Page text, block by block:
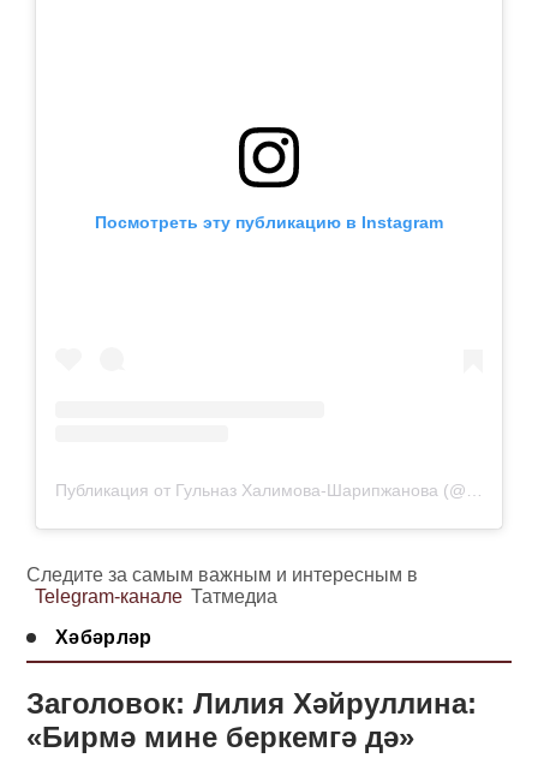
Посмотреть эту публикацию в Instagram
Следите за самым важным и интересным в
Telegram-канале Татмедиа
Хәбәрләр
Заголовок: Лилия Хәйруллина:
«Бирмә мине беркемгә дә»